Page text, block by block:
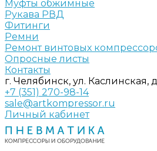
Муфты обжимные
Рукава РВД
Фитинги
Ремни
Ремонт винтовых
Опросные листы
Контакты
г. Челябинск, ул. Каслинская,
+7 (351) 270-98-14
sale@artkompressor.ru
Личный кабинет